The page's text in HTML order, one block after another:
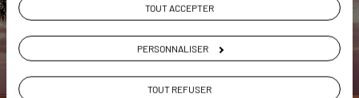
TOUT ACCEPTER
PERSONNALISER
TOUT REFUSER
Ils sauront organiser votre itinéraire au plus
près de vos envies et de la réalité du pays.
connectés en agence, mais aussi par email ou